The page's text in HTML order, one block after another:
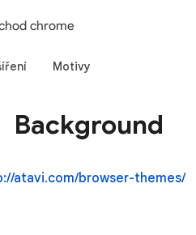
chrome
Motivy
Background
atavi.com/browser-themes/